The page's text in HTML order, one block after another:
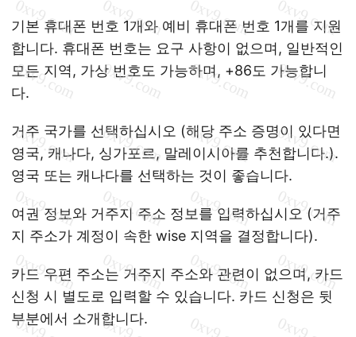
기본 휴대폰 번호 1개와 예비 휴대폰 번호 1개를 지원
합니다. 휴대폰 번호는 요구 사항이 없으며, 일반적인
모든 지역, 가상 번호도 가능하며, +86도 가능합니
다.
거주 국가를 선택하십시오 (해당 주소 증명이 있다면
영국, 캐나다, 싱가포르, 말레이시아를 추천합니다.).
영국 또는 캐나다를 선택하는 것이 좋습니다.
여권 정보와 거주지 주소 정보를 입력하십시오 (거주
지 주소가 계정이 속한 wise 지역을 결정합니다).
카드 우편 주소는 거주지 주소와 관련이 없으며, 카드
신청 시 별도로 입력할 수 있습니다. 카드 신청은 뒷
부분에서 소개합니다.